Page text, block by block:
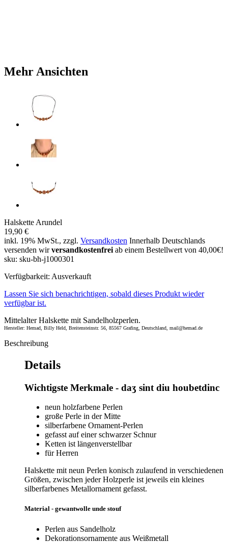
Mehr Ansichten
Halskette Arundel
19,90 €
inkl. 19% MwSt., zzgl. Versandkosten Innerhalb Deutschlands
versenden wirversandkostenfrei ab einem Bestellwert von 40,00€!
sku: sku-bh-j1000301
Verfügbarkeit: Ausverkauft
Lassen Sie sich benachrichtigen, sobald dieses Produkt wieder
verfügbar ist.
Mittelalter Halskette mit Sandelholzperlen.
Hersteller: Hemad, Billy Held, Breitensteinstr. 56, 85567 Grafing, Deutschland, mail@hemad.de
Beschreibung
Details
Wichtigste Merkmale - daʒ sint diu houbetdinc
neun holzfarbene Perlen
große Perle in der Mitte
silberfarbene Ornament-Perlen
gefasst auf einer schwarzer Schnur
Ketten ist längenverstellbar
für Herren
Halskette mit neun Perlen konisch zulaufend in verschiedenen
Größen, zwischen jeder Holzperle ist jeweils ein kleines
silberfarbenes Metallornament gefasst.
Material - gewantwolle unde stouf
Perlen aus Sandelholz
Dekorationsornamente aus Weißmetall